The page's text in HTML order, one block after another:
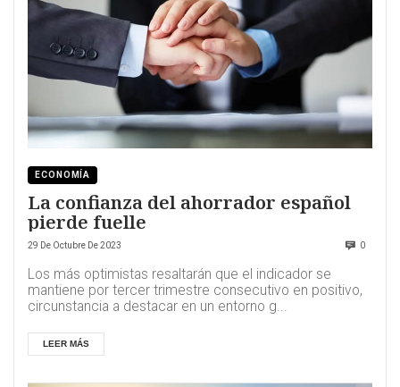
ECONOMÍA
La confianza del ahorrador español
pierde fuelle
29 De Octubre De 2023 0
Los más optimistas resaltarán que el indicador se
mantiene por tercer trimestre consecutivo en positivo,
circunstancia a destacar en un entorno g...
LEER MÁS